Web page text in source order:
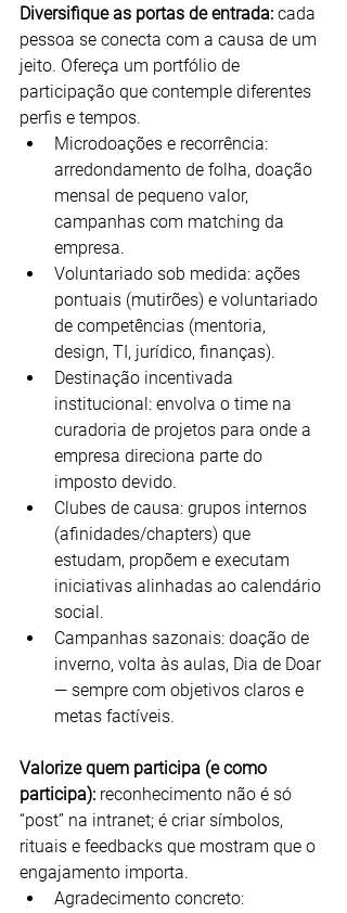
Diversifique as portas de entrada: cada
pessoa se conecta com a causa de um
jeito. Ofereça um portfólio de
participação que contemple diferentes
perfis e tempos.
Microdoações e recorrência:
arredondamento de folha, doação
mensal de pequeno valor,
campanhas com matching da
empresa.
Voluntariado sob medida: ações
pontuais (mutirões) e voluntariado
de competências (mentoria,
design, TI, jurídico, finanças).
Destinação incentivada
institucional: envolva o time na
curadoria de projetos para onde a
empresa direciona parte do
imposto devido.
Clubes de causa: grupos internos
(afinidades/chapters) que
estudam, propõem e executam
iniciativas alinhadas ao calendário
social.
Campanhas sazonais: doação de
inverno, volta às aulas, Dia de Doar
— sempre com objetivos claros e
metas factíveis.
Valorize quem participa (e como
participa): reconhecimento não é só
“post” na intranet; é criar símbolos,
rituais e feedbacks que mostram que o
engajamento importa.
Agradecimento concreto: